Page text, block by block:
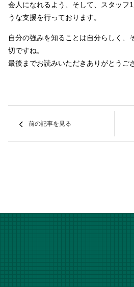
会人になれるよう、そして、スタッフ
うな支援を行っております。
自分の強みを知ることは自分らしく、
切ですね。
最後までお読みいただきありがとうご
前の記事を見る